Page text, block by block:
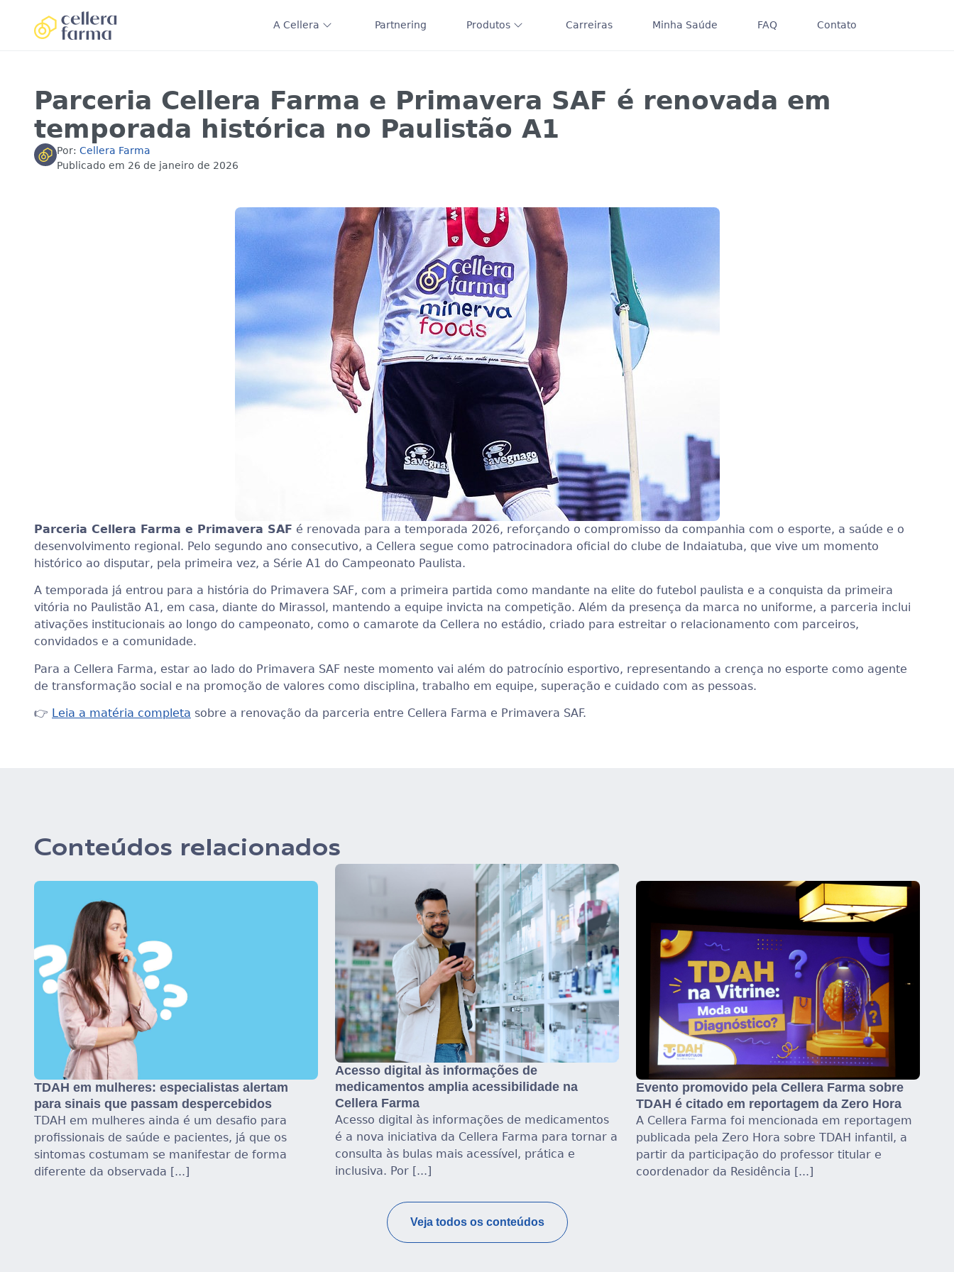
A Cellera Partnering Produtos Carreiras Minha Saúde FAQ Contato
Parceria Cellera Farma e Primavera SAF é renovada em
temporada histórica no Paulistão A1
Por: Cellera Farma
Publicado em 26 de janeiro de 2026
Parceria Cellera Farma e Primavera SAF é renovada para a temporada 2026, reforçando o compromisso da companhia com o esporte, a saúde e o
desenvolvimento regional. Pelo segundo ano consecutivo, a Cellera segue como patrocinadora oficial do clube de Indaiatuba, que vive um momento
histórico ao disputar, pela primeira vez, a Série A1 do Campeonato Paulista.
A temporada já entrou para a história do Primavera SAF, com a primeira partida como mandante na elite do futebol paulista e a conquista da primeira
vitória no Paulistão A1, em casa, diante do Mirassol, mantendo a equipe invicta na competição. Além da presença da marca no uniforme, a parceria inclui
ativações institucionais ao longo do campeonato, como o camarote da Cellera no estádio, criado para estreitar o relacionamento com parceiros,
convidados e a comunidade.
Para a Cellera Farma, estar ao lado do Primavera SAF neste momento vai além do patrocínio esportivo, representando a crença no esporte como agente
de transformação social e na promoção de valores como disciplina, trabalho em equipe, superação e cuidado com as pessoas.
👉 Leia a matéria completa sobre a renovação da parceria entre Cellera Farma e Primavera SAF.
Conteúdos relacionados
TDAH em mulheres: especialistas alertam
para sinais que passam despercebidos
TDAH em mulheres ainda é um desafio para
profissionais de saúde e pacientes, já que os
sintomas costumam se manifestar de forma
diferente da observada [...]
Acesso digital às informações de
medicamentos amplia acessibilidade na
Cellera Farma
Acesso digital às informações de medicamentos
é a nova iniciativa da Cellera Farma para tornar a
consulta às bulas mais acessível, prática e
inclusiva. Por [...]
Evento promovido pela Cellera Farma sobre
TDAH é citado em reportagem da Zero Hora
A Cellera Farma foi mencionada em reportagem
publicada pela Zero Hora sobre TDAH infantil, a
partir da participação do professor titular e
coordenador da Residência [...]
Veja todos os conteúdos